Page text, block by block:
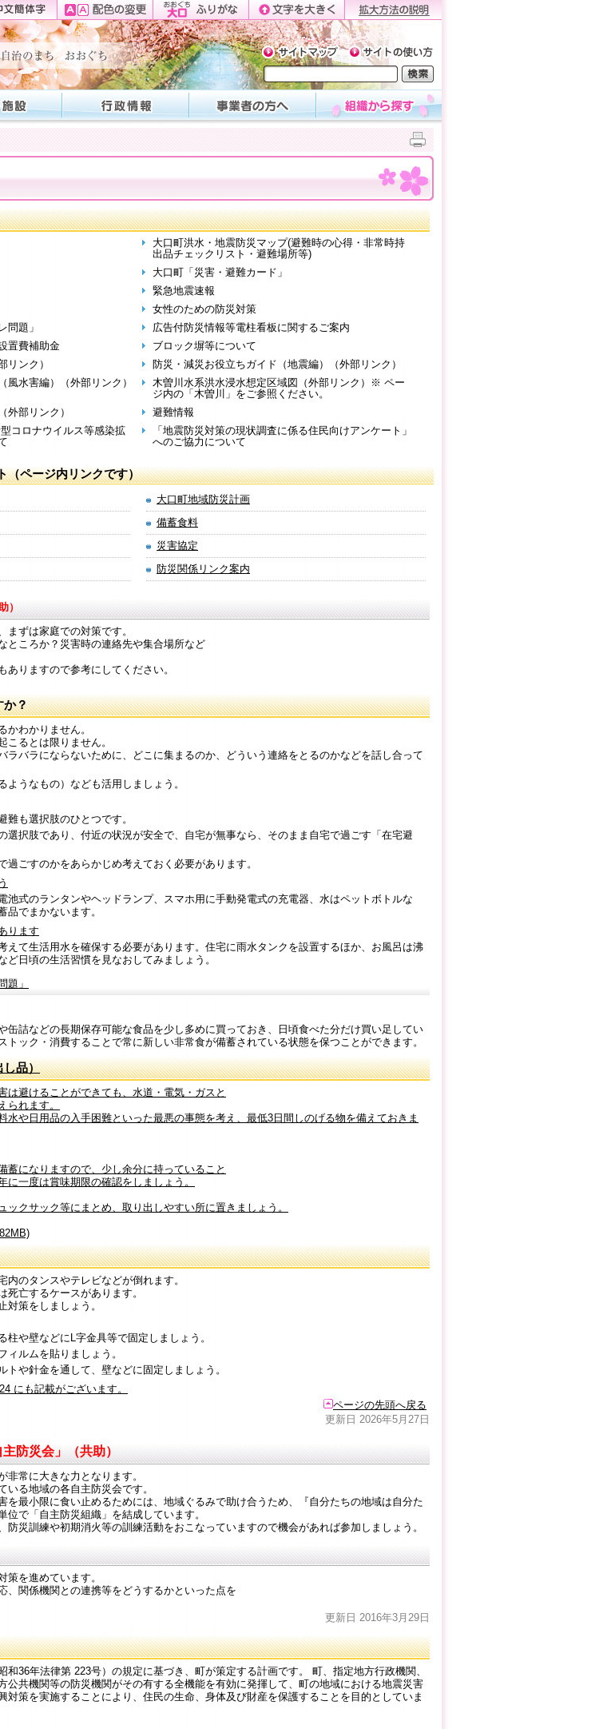
大口町洪水・地震防災マップ(避難時の心得・非常時持
出品チェックリスト・避難場所等)
大口町「災害・避難カード」
緊急地震速報
女性のための防災対策
問題」
広告付防災情報等電柱看板に関するご案内
置費補助金
ブロック塀等について
リンク）
防災・減災お役立ちガイド（地震編）（外部リンク）
風水害編）（外部リンク）
木曽川水系洪水浸水想定区域図（外部リンク）※ ペー
ジ内の「木曽川」をご参照ください。
外部リンク）
避難情報
コロナウイルス等感染拡
「地震防災対策の現状調査に係る住民向けアンケート」
へのご協力について
（ページ内リンクです）
大口町地域防災計画
備蓄食料
災害協定
防災関係リンク案内
）
まずは家庭での対策です。
ところか？災害時の連絡先や集合場所など
ありますので参考にしてください。
か？
かわかりません。
こるとは限りません。
ラバラにならないために、どこに集まるのか、どういう連絡をとるのかなどを話し合って
ようなもの）なども活用しましょう。
難も選択肢のひとつです。
選択肢であり、付近の状況が安全で、自宅が無事なら、そのまま自宅で過ごす「在宅避
過ごすのかをあらかじめ考えておく必要があります。
池式のランタンやヘッドランプ、スマホ用に手動発電式の充電器、水はペットボトルな
品でまかないます。
ります
えて生活用水を確保する必要があります。住宅に雨水タンクを設置するほか、お風呂は沸
日頃の生活習慣を見なおしてみましょう。
題」
缶詰などの長期保存可能な食品を少し多めに買っておき、日頃食べた分だけ買い足してい
トック・消費することで常に新しい非常食が備蓄されている状態を保つことができます。
し品）
は避けることができても、水道・電気・ガスと
られます。
水や日用品の入手困難といった最悪の事態を考え、最低3日間しのげる物を備えておきま
になりますので、少し余分に持っていること
一度は賞味期限の確認をしましょう。
ックサック等にまとめ、取り出しやすい所に置きましょう。
のタンスやテレビなどが倒れます。
死亡するケースがあります。
対策をしましょう。
や壁などにL字金具等で固定しましょう。
ルムを貼りましょう。
や針金を通して、壁などに固定しましょう。
にも記載がございます。
ページの先頭へ戻る
更新日 2026年5月27日
防災会」（共助）
非常に大きな力となります。
いる地域の各自主防災会です。
を最小限に食い止めるためには、地域ぐるみで助け合うため、『自分たちの地域は自分た
位で「自主防災組織」を結成しています。
防災訓練や初期消火等の訓練活動をおこなっていますので機会があれば参加しましょう。
策を進めています。
、関係機関との連携等をどうするかといった点を
更新日 2016年3月29日
和36年法律第 223号）の規定に基づき、町が策定する計画です。 町、指定地方行政機関、
公共機関等の防災機関がその有する全機能を有効に発揮して、町の地域における地震災害
対策を実施することにより、住民の生命、身体及び財産を保護することを目的としていま